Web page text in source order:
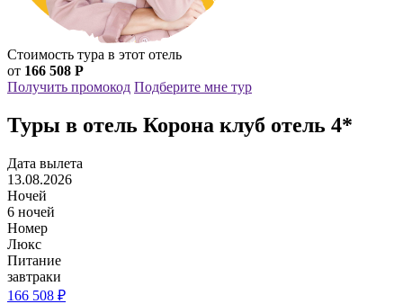
Стоимость тура в этот отель
от 166 508 Р
Получить промокод Подберите мне тур
Туры в отель Корона клуб отель 4*
Дата вылета
13.08.2026
Ночей
6 ночей
Номер
Люкс
Питание
завтраки
166 508 ₽